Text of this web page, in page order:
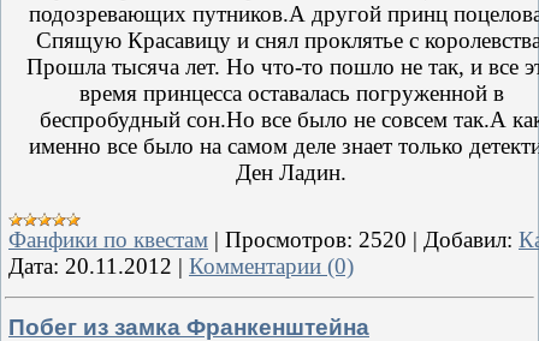
подозревающих путников.А другой принц
Спящую Красавицу и снял проклятье с
Прошла тысяча лет. Но что-то пошло не так, и все
время принцесса оставалась погруженной в
беспробудный сон.Но все было не совсем так.А
именно все было на самом деле знает только
Ден Ладин.
Фанфики по квестам | Просмотров: 2520 | Добавил:
Дата: 20.11.2012 | Комментарии (0)
Побег из замка Франкенштейна